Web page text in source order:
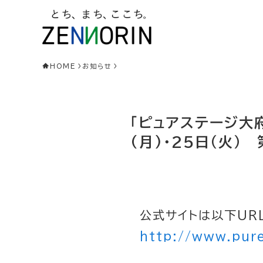
HOME お知らせ
「ピュアステージ
(月)・25日（火）
公式サイトは以下
http://